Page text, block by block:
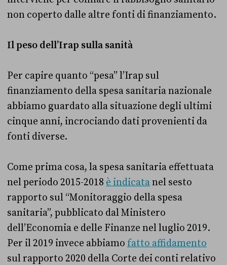
non coperto dalle altre fonti di finanziamento.
Il peso dell’Irap sulla sanità
Per capire quanto “pesa” l’Irap sul
finanziamento della spesa sanitaria nazionale
abbiamo guardato alla situazione degli ultimi
cinque anni, incrociando dati provenienti da
fonti diverse.
Come prima cosa, la spesa sanitaria effettuata
nel periodo 2015-2018 è indicatanel sesto
rapporto sul “Monitoraggio della spesa
sanitaria”, pubblicato dal Ministero
dell’Economia e delle Finanze nel luglio 2019.
Per il 2019 invece abbiamo fatto affidamento
sul rapporto 2020 della Corte dei conti relativo